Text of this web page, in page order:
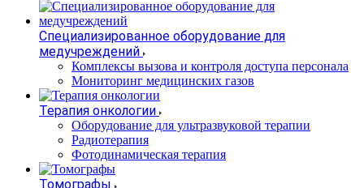
Специализированное оборудование для
медучреждений
Комплексы вызова и контроля доступа персонала
Мониторинг медицинских газов
Терапия онкологии
Оборудование для ультразвуковой терапии
Радиотерапия
Фотодинамическая терапия
Томографы